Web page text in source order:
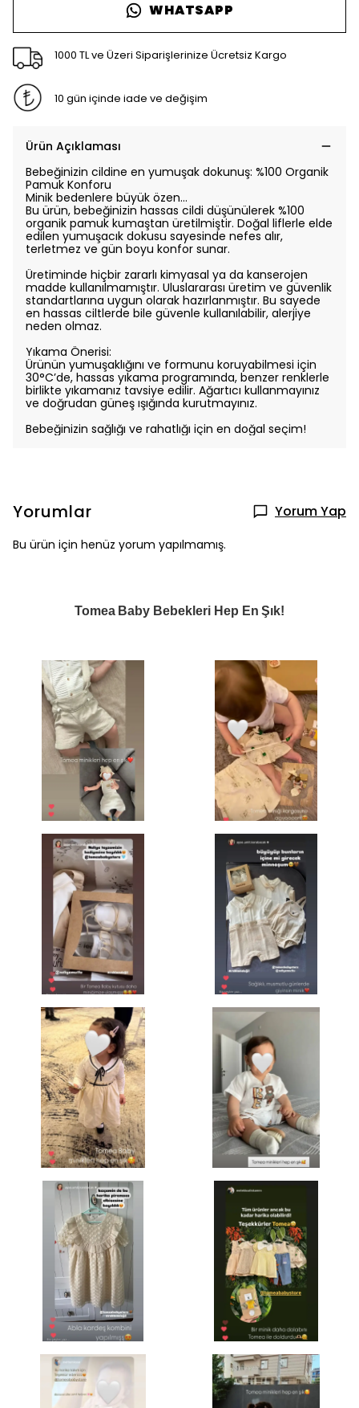
WHATSAPP
1000 TL ve Üzeri Siparişlerinize Ücretsiz Kargo
10 gün içinde iade ve değişim
Ürün Açıklaması
Bebeğinizin cildine en yumuşak dokunuş: %100 Organik
Pamuk Konforu
Minik bedenlere büyük özen…
Bu ürün, bebeğinizin hassas cildi düşünülerek %100
organik pamuk kumaştan üretilmiştir. Doğal liflerle elde
edilen yumuşacık dokusu sayesinde nefes alır,
terletmez ve gün boyu konfor sunar.
Üretiminde hiçbir zararlı kimyasal ya da kanserojen
madde kullanılmamıştır. Uluslararası üretim ve güvenlik
standartlarına uygun olarak hazırlanmıştır. Bu sayede
en hassas ciltlerde bile güvenle kullanılabilir, alerjiye
neden olmaz.
Yıkama Önerisi:
Ürünün yumuşaklığını ve formunu koruyabilmesi için
30°C’de, hassas yıkama programında, benzer renklerle
birlikte yıkamanız tavsiye edilir. Ağartıcı kullanmayınız
ve doğrudan güneş ışığında kurutmayınız.
Bebeğinizin sağlığı ve rahatlığı için en doğal seçim!
Yorumlar Yorum Yap
Bu ürün için henüz yorum yapılmamış.
Tomea Baby Bebekleri Hep En Şık!